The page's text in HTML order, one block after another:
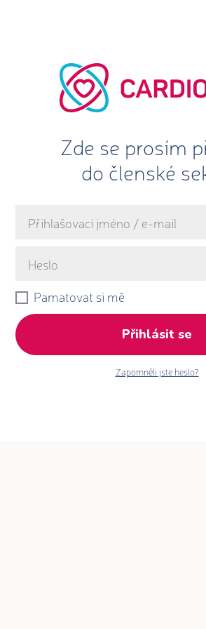
Zde se prosím
do členské
Pamatovat si mě
Přihlásit se
Zapomněli jste heslo?